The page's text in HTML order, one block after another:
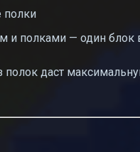
и полками — один блок
полок даст